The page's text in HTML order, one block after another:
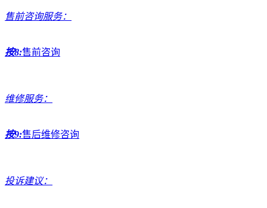
售前咨询服务：
按8:售前咨询
维修服务：
按9:售后维修咨询
投诉建议：